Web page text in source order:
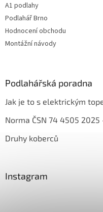
A1 podlahy
Podlahář Brno
Hodnocení obchodu
Montážní návody
Podlahářská poradna
Jak je to s elektrickým
Norma ČSN 74 4505
Druhy koberců
Instagram